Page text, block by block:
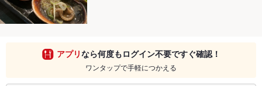
アプリなら何度もログイン不要ですぐ確認！
ワンタップで手軽につかえる